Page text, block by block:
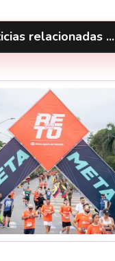
relacionadas ...